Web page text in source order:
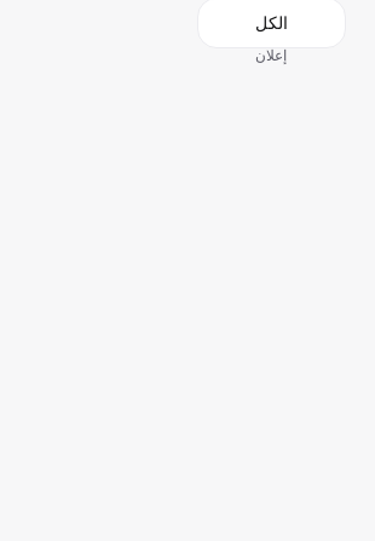
الكل
إعلان